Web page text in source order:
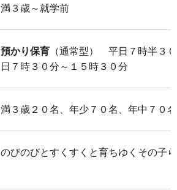
満３歳～就学前
預かり保育 （通常型） 平日７時半３
日７時３０分～１５時３０分
満３歳２０名、年少７０名、年中７０
のびのびとすくすくと育ちゆくその子